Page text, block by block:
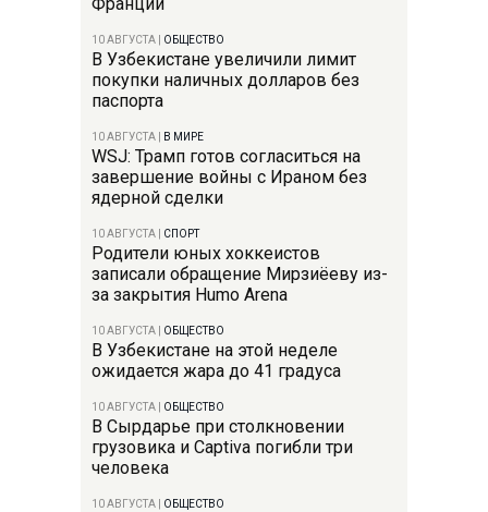
10 АВГУСТА ОБЩЕСТВО
В Узбекистане увеличили лимит
покупки наличных долларов без
паспорта
10 АВГУСТА В МИРЕ
WSJ: Трамп готов согласиться на
завершение войны с Ираном без
ядерной сделки
10 АВГУСТА СПОРТ
Родители юных хоккеистов
записали обращение Мирзиёеву из-
за закрытия Humo Arena
10 АВГУСТА ОБЩЕСТВО
В Узбекистане на этой неделе
ожидается жара до 41 градуса
10 АВГУСТА ОБЩЕСТВО
В Сырдарье при столкновении
грузовика и Captiva погибли три
человека
10 АВГУСТА ОБЩЕСТВО